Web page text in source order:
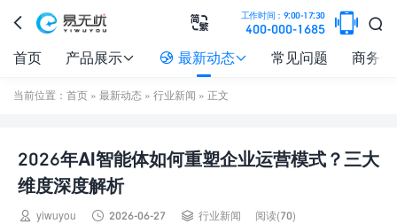
 
工作时间：9:00-17:30
400-000-1685 

首页 产品展示  最新动态 常见问题 商务
当前位置： 首页 » 最新动态 » 行业新闻 » 正文
2026年AI智能体如何重塑企业运营模式？三大
维度深度解析
 yiwuyou  2026-06-27  行业新闻 阅读(70)